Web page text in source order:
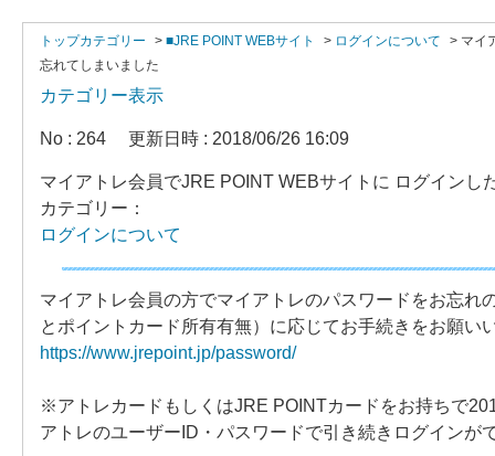
トップカテゴリー > ■JRE POINT WEBサイト > ログインについて > マイ
忘れてしまいました
カテゴリー表示
No : 264 更新日時 : 2018/06/26 16:09
マイアトレ会員でJRE POINT WEBサイトに ログイン
カテゴリー：
ログインについて
マイアトレ会員の方でマイアトレのパスワードをお忘
とポイントカード所有有無）に応じてお手続きをお願い
https://www.jrepoint.jp/password/
※アトレカードもしくはJRE POINTカードをお持ちで
アトレのユーザーID・パスワードで引き続きログインが